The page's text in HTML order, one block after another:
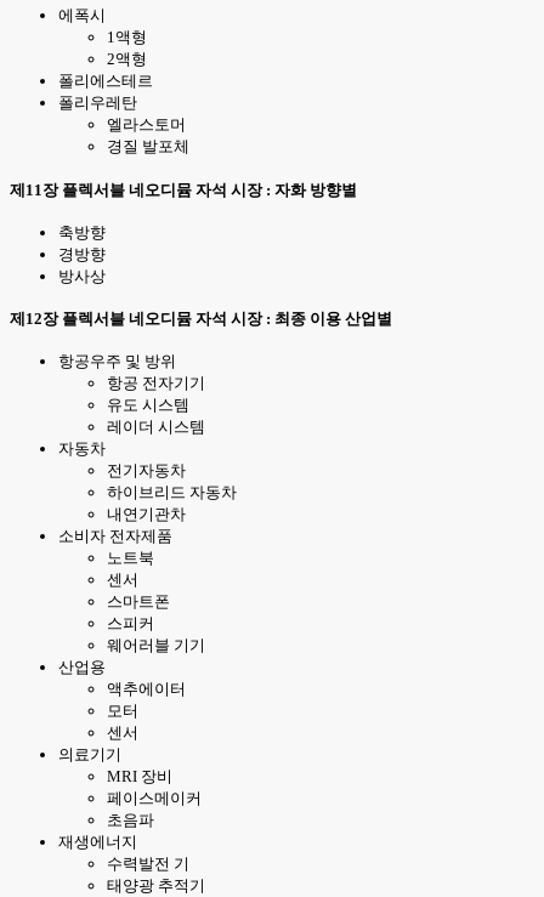
에폭시
1액형
2액형
폴리에스테르
폴리우레탄
엘라스토머
경질 발포체
제11장 플렉서블 네오디뮴 자석 시장 : 자화 방향별
축방향
경방향
방사상
제12장 플렉서블 네오디뮴 자석 시장 : 최종 이용 산업별
항공우주 및 방위
항공 전자기기
유도 시스템
레이더 시스템
자동차
전기자동차
하이브리드 자동차
내연기관차
소비자 전자제품
노트북
센서
스마트폰
스피커
웨어러블 기기
산업용
액추에이터
모터
센서
의료기기
MRI 장비
페이스메이커
초음파
재생에너지
수력발전 기
태양광 추적기